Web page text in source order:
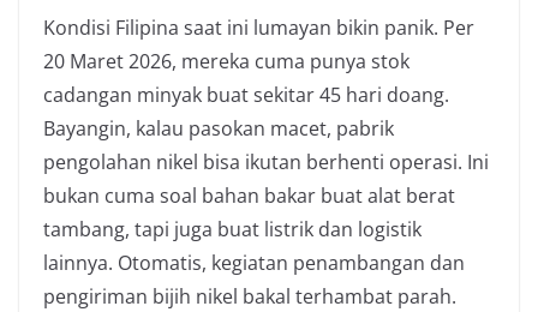
Kondisi Filipina saat ini lumayan bikin panik. Per
20 Maret 2026, mereka cuma punya stok
cadangan minyak buat sekitar 45 hari doang.
Bayangin, kalau pasokan macet, pabrik
pengolahan nikel bisa ikutan berhenti operasi. Ini
bukan cuma soal bahan bakar buat alat berat
tambang, tapi juga buat listrik dan logistik
lainnya. Otomatis, kegiatan penambangan dan
pengiriman bijih nikel bakal terhambat parah.